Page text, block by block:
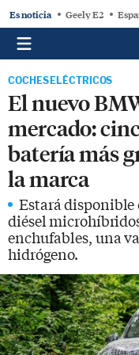
Es noticia Geely E2
COCHES ELÉCTRICOS
El nuevo
mercado:
batería más
la marca
Estará disponible
diésel
enchufables, una
hidrógeno.